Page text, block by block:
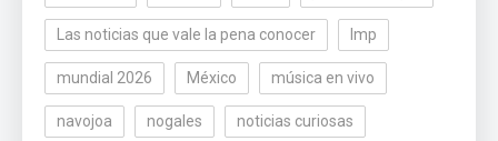
Las noticias que vale la pena conocer lmp
mundial 2026 México música en vivo
navojoa nogales noticias curiosas